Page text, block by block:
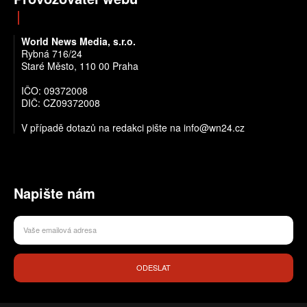
World News Media, s.r.o.
Rybná 716/24
Staré Město, 110 00 Praha
IČO: 09372008
DIČ: CZ09372008
V případě dotazů na redakci pište na info@wn24.cz
Napište nám
ODESLAT